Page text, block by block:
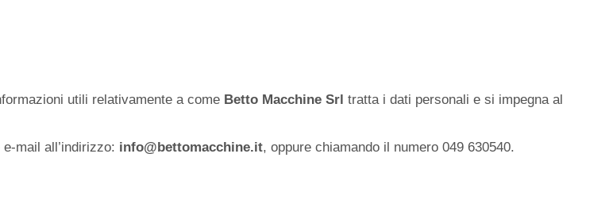
utili relativamente a come Betto Macchine Srl tratta i dati personali e si impegna al
mail all’indirizzo: info@bettomacchine.it, oppure chiamando il numero 049 630540.